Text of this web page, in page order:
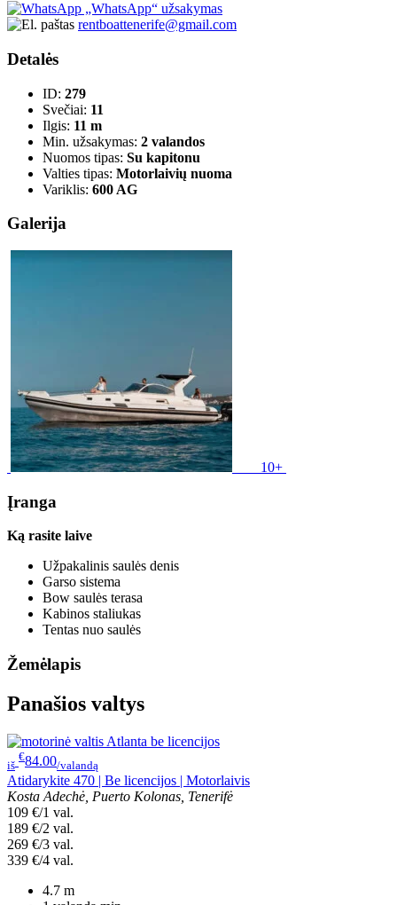
„WhatsApp“ užsakymas
rentboattenerife@gmail.com
Detalės
ID: 279
Svečiai: 11
Ilgis: 11 m
Min. užsakymas: 2 valandos
Nuomos tipas: Su kapitonu
Valties tipas: Motorlaivių nuoma
Variklis: 600 AG
Galerija
10+
Įranga
Ką rasite laive
Užpakalinis saulės denis
Garso sistema
Bow saulės terasa
Kabinos staliukas
Tentas nuo saulės
Žemėlapis
Panašios valtys
iš
€84.00/valandą
Atidarykite 470 | Be licencijos | Motorlaivis
Kosta Adechė, Puerto Kolonas, Tenerifė
109 €/1 val.
189 €/2 val.
269 €/3 val.
339 €/4 val.
4.7 m